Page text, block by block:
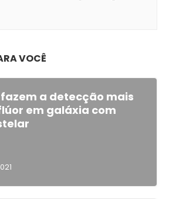
VOCÊ
a detecção mais
em galáxia com